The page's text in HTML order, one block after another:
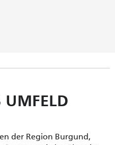
UMFELD
der Region Burgund,